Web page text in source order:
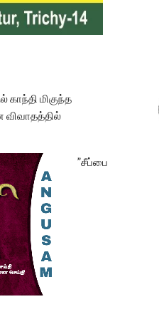
காந்தி மிகுந்த
விவாதத்தில்
”சீப்பை